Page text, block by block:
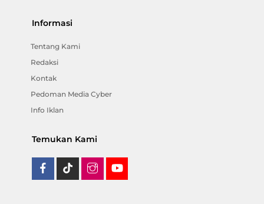
Informasi
Tentang Kami
Redaksi
Kontak
Pedoman Media Cyber
Info Iklan
Temukan Kami